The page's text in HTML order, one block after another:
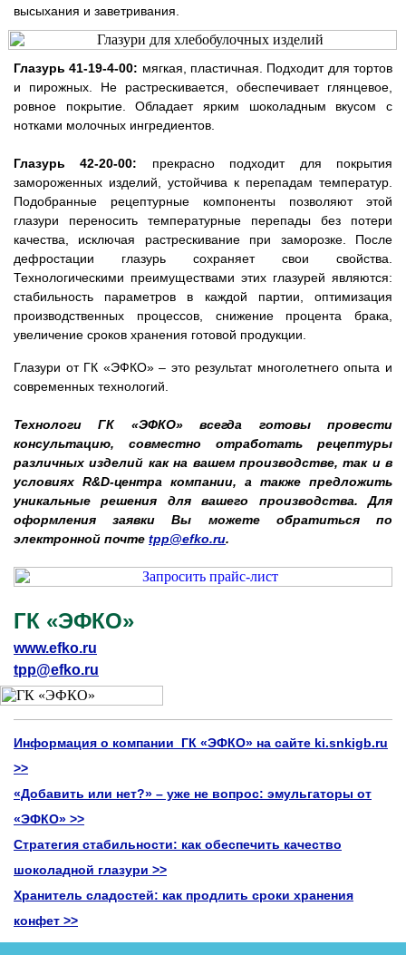
высыхания и заветривания.
Глазурь 41-19-4-00: мягкая, пластичная. Подходит для тортов
и пирожных. Не растрескивается, обеспечивает глянцевое,
ровное покрытие. Обладает ярким шоколадным вкусом с
нотками молочных ингредиентов.
Глазурь 42-20-00: прекрасно подходит для покрытия
замороженных изделий, устойчива к перепадам температур.
Подобранные рецептурные компоненты позволяют этой
глазури переносить температурные перепады без потери
качества, исключая растрескивание при заморозке. После
дефростации глазурь сохраняет свои свойства.
Технологическими преимуществами этих глазурей являются:
стабильность параметров в каждой партии, оптимизация
производственных процессов, снижение процента брака,
увеличение сроков хранения готовой продукции.
Глазури от ГК «ЭФКО» – это результат многолетнего опыта и
современных технологий.
Технологи ГК «ЭФКО» всегда готовы провести
консультацию, совместно отработать рецептуры
различных изделий как на вашем производстве, так и в
условиях R&D-центра компании, а также предложить
уникальные решения для вашего производства. Для
оформления заявки Вы можете обратиться по
электронной почте tpp@efko.ru.
ГК «ЭФКО»
www.efko.ru
tpp@efko.ru
Информация о компании ГК «ЭФКО» на сайте ki.snkigb.ru
>>
«Добавить или нет?» – уже не вопрос: эмульгаторы от
«ЭФКО» >>
Стратегия стабильности: как обеспечить качество
шоколадной глазури >>
Хранитель сладостей: как продлить сроки хранения
конфет >>